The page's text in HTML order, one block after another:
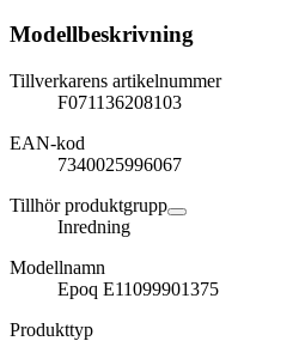
Modellbeskrivning
Tillverkarens artikelnummer
F071136208103
EAN-kod
7340025996067
Tillhör produktgrupp
Inredning
Modellnamn
Epoq E11099901375
Produkttyp